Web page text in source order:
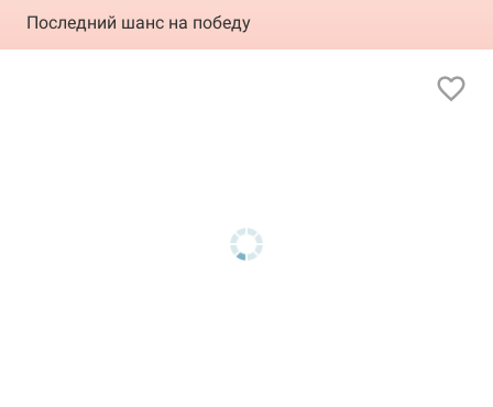
Последний шанс на победу